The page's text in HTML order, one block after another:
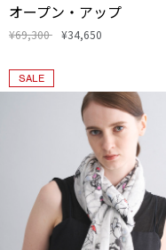
オープン・アップ
¥69,300 ¥34,650
SALE